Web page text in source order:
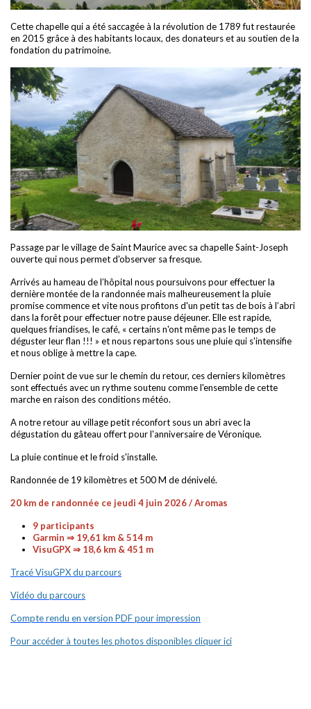
Cette chapelle qui a été saccagée à la révolution de 1789 fut restaurée
en 2015 grâce à des habitants locaux, des donateurs et au soutien de la
fondation du patrimoine.
Passage par le village de Saint Maurice avec sa chapelle Saint-Joseph
ouverte qui nous permet d'observer sa fresque.
Arrivés au hameau de l’hôpital nous poursuivons pour effectuer la
dernière montée de la randonnée mais malheureusement la pluie
promise commence et vite nous profitons d'un petit tas de bois à l’abri
dans la forêt pour effectuer notre pause déjeuner. Elle est rapide,
quelques friandises, le café, « certains n'ont même pas le temps de
déguster leur flan !!! » et nous repartons sous une pluie qui s'intensifie
et nous oblige à mettre la cape.
Dernier point de vue sur le chemin du retour, ces derniers kilomètres
sont effectués avec un rythme soutenu comme l'ensemble de cette
marche en raison des conditions météo.
A notre retour au village petit réconfort sous un abri avec la
dégustation du gâteau offert pour l'anniversaire de Véronique.
La pluie continue et le froid s'installe.
Randonnée de 19 kilomètres et 500 M de dénivelé.
20 km de randonnée ce jeudi 4 juin 2026 / Aromas
9 participants
Garmin ⇒ 19,61 km & 514 m
VisuGPX ⇒ 18,6 km & 451 m
Tracé VisuGPX du parcours
Vidéo du parcours
Compte rendu en version PDF pour impression
Pour accéder à toutes les photos disponibles cliquer ici